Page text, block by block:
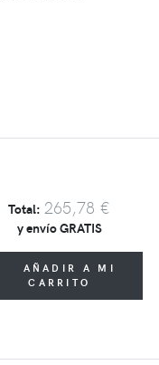
Total: 265,78 €
y envío GRATIS
AÑADIR A MI
CARRITO